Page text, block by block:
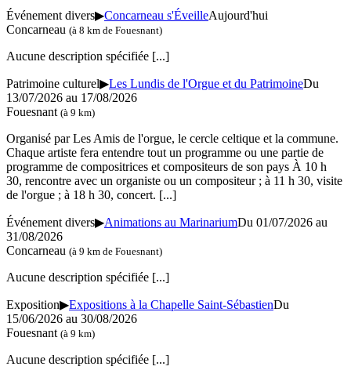
Événement divers▶Concarneau s'ÉveilleAujourd'hui
Concarneau (à 8 km de Fouesnant)
Aucune description spécifiée [...]
Patrimoine culturel▶Les Lundis de l'Orgue et du PatrimoineDu
13/07/2026 au 17/08/2026
Fouesnant (à 9 km)
Organisé par Les Amis de l'orgue, le cercle celtique et la commune.
Chaque artiste fera entendre tout un programme ou une partie de
programme de compositrices et compositeurs de son pays À 10 h
30, rencontre avec un organiste ou un compositeur ; à 11 h 30, visite
de l'orgue ; à 18 h 30, concert. [...]
Événement divers▶Animations au MarinariumDu 01/07/2026 au
31/08/2026
Concarneau (à 9 km de Fouesnant)
Aucune description spécifiée [...]
Exposition▶Expositions à la Chapelle Saint-SébastienDu
15/06/2026 au 30/08/2026
Fouesnant (à 9 km)
Aucune description spécifiée [...]